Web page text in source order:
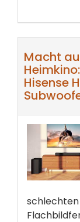
Macht
Heimkino:
Hisense